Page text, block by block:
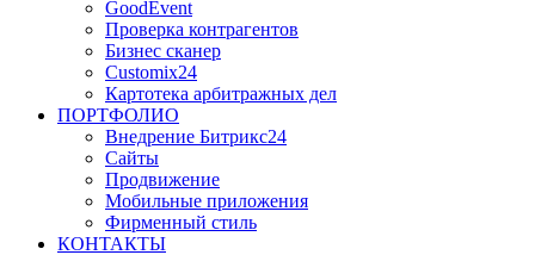
GoodEvent
Проверка контрагентов
Бизнес сканер
Customix24
Картотека арбитражных дел
ПОРТФОЛИО
Внедрение Битрикс24
Сайты
Продвижение
Мобильные приложения
Фирменный стиль
КОНТАКТЫ